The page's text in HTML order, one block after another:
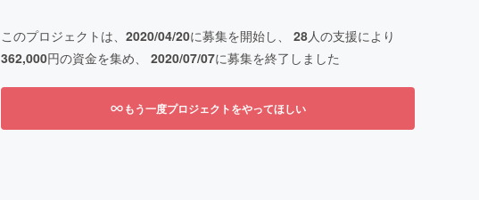
このプロジェクトは、 2020/04/20に募集を開始し、 28人の支援により
362,000円の資金を集め、 2020/07/07に募集を終了しました
もう一度プロジェクトをやってほしい